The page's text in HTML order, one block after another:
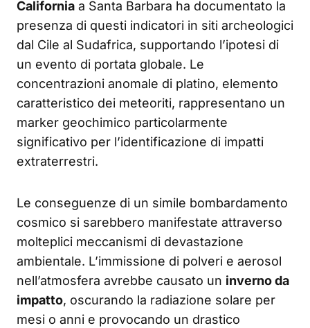
California a Santa Barbara ha documentato la
presenza di questi indicatori in siti archeologici
dal Cile al Sudafrica, supportando l’ipotesi di
un evento di portata globale. Le
concentrazioni anomale di platino, elemento
caratteristico dei meteoriti, rappresentano un
marker geochimico particolarmente
significativo per l’identificazione di impatti
extraterrestri.
Le conseguenze di un simile bombardamento
cosmico si sarebbero manifestate attraverso
molteplici meccanismi di devastazione
ambientale. L’immissione di polveri e aerosol
nell’atmosfera avrebbe causato un inverno da
impatto, oscurando la radiazione solare per
mesi o anni e provocando un drastico